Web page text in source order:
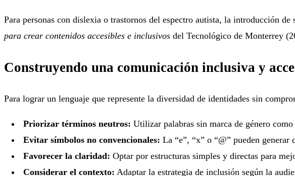
Para personas con dislexia o trastornos del espectro autista, la introducción
para crear contenidos accesibles e inclusivos del Tecnológico de Monterrey
Construyendo una comunicación inclusiva y
Para lograr un lenguaje que represente la diversidad de identidades sin
Priorizar términos neutros: Utilizar palabras sin marca de género
Evitar símbolos no convencionales: La “e”, “x” o “@” pueden
Favorecer la claridad: Optar por estructuras simples y directas para
Considerar el contexto: Adaptar la estrategia de inclusión según la